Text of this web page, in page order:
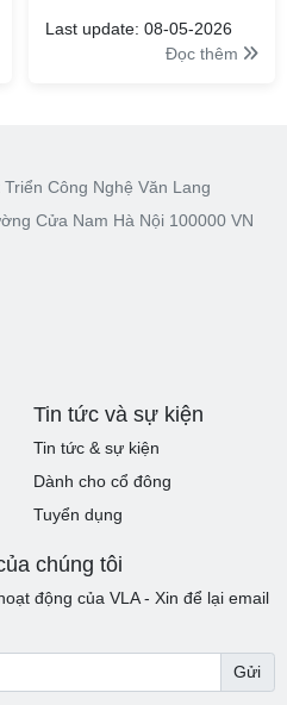
Last update: 08-05-2026
Đọc thêm
Công Nghệ Văn Lang
Cửa Nam Hà Nội 100000 VN
Tin tức và sự kiện
Tin tức & sự kiện
Dành cho cổ đông
Tuyển dụng
chúng tôi
động của VLA - Xin để lại email
Gửi